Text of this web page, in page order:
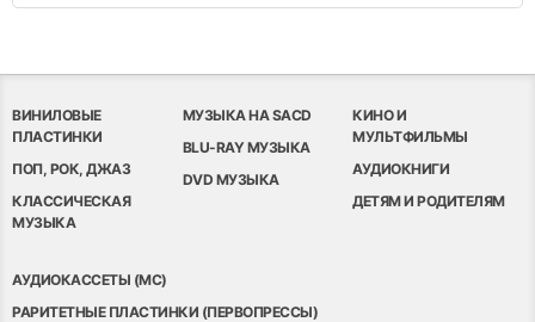
ВИНИЛОВЫЕ
ПЛАСТИНКИ
ПОП, РОК, ДЖАЗ
КЛАССИЧЕСКАЯ
МУЗЫКА
МУЗЫКА НА SACD
BLU-RAY МУЗЫКА
DVD МУЗЫКА
КИНО И
МУЛЬТФИЛЬМЫ
АУДИОКНИГИ
ДЕТЯМ И РОДИТЕЛЯМ
АУДИОКАССЕТЫ (MC)
РАРИТЕТНЫЕ ПЛАСТИНКИ (ПЕРВОПРЕССЫ)